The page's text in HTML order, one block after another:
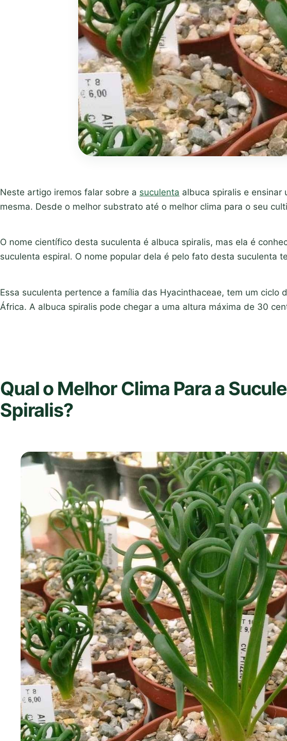
Neste artigo iremos falar sobre a suculenta albuca spiralis e ensinar
mesma. Desde o melhor substrato até o melhor clima para o seu
O nome científico desta suculenta é albuca spiralis, mas ela é
suculenta espiral. O nome popular dela é pelo fato desta suculenta
Essa suculenta pertence a família das Hyacinthaceae, tem um ciclo
África. A albuca spiralis pode chegar a uma altura máxima de 30
Qual o Melhor Clima Para a
Spiralis?